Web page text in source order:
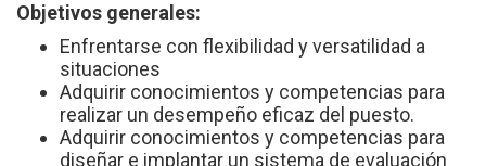
Objetivos generales:
Enfrentarse con flexibilidad y versatilidad a
situaciones
Adquirir conocimientos y competencias para
realizar un desempeño eficaz del puesto.
Adquirir conocimientos y competencias para
diseñar e implantar un sistema de evaluación